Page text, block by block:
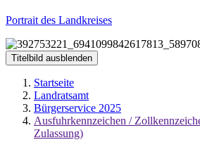
Portrait des Landkreises
Titelbild ausblenden
Startseite
Landratsamt
Bürgerservice 2025
Ausfuhrkennzeichen /
Zulassung)